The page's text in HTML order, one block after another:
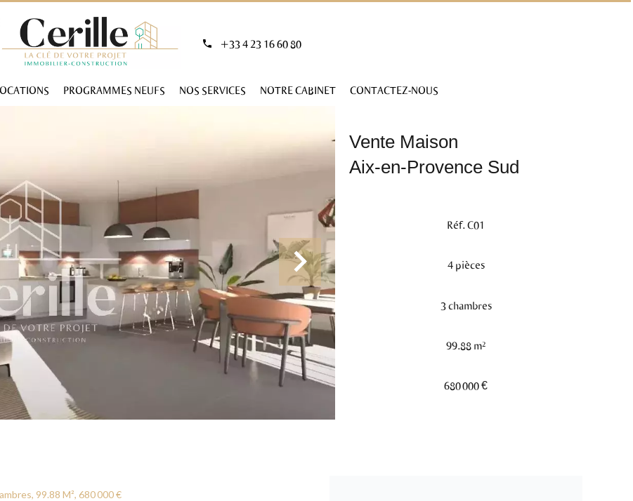
+33 4 23 16 60 80
PROGRAMMES NEUFS NOS SERVICES NOTRE CABINET CONTACTEZ-NOUS
Vente Maison
Aix-en-Provence Sud
Réf. C01
4 pièces
3 chambres
99.88 m²
680 000 €
99.88 M², 680 000 €